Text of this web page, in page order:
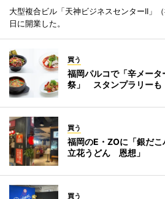
大型複合ビル「天神ビジネスセンターII」
日に開業した。
買う
福岡パルコで「辛メー
祭」 スタンプラリーも
買う
福岡のE・ZOに「銀だ
立花うどん 恩想」
買う